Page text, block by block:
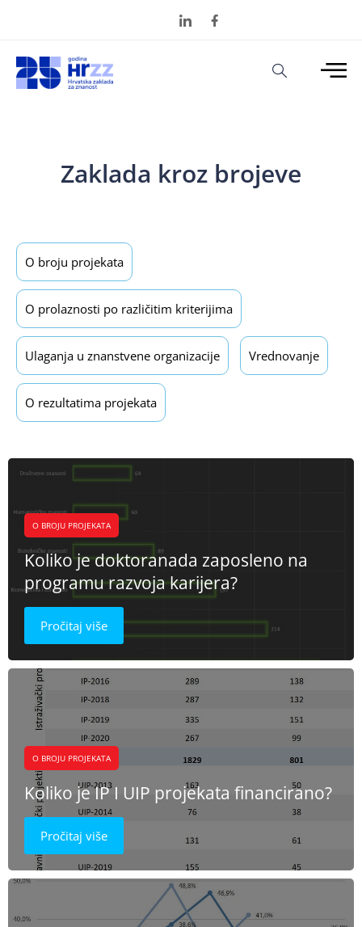
Zaklada kroz brojeve
O broju projekata
O prolaznosti po različitim kriterijima
Ulaganja u znanstvene organizacije Vrednovanje
O rezultatima projekata
O BROJU PROJEKATA
Koliko je doktoranada zaposleno na
programu razvoja karijera?
Pročitaj više
O BROJU PROJEKATA
Koliko je IP I UIP projekata financirano?
Pročitaj više